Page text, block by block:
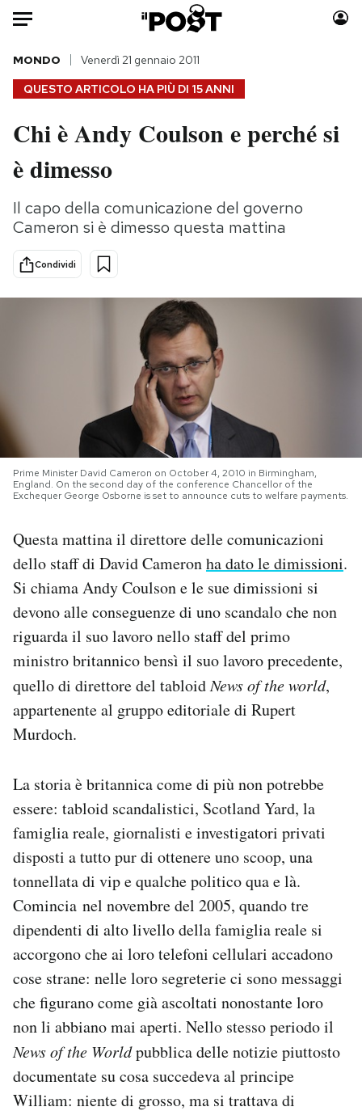
Auto
HOME
Italia
Politica
Tecnologia
Internet
Scienza
Cultura
Economia
Moda
Storie/Idee
Ok Boomer!
Altrecose
Mondiali calcio 2026
NEWSLETTER
I MIEI PREFERITI
SHOP
CALENDARIO
AREA PERSONALE
Area Personale
Newsletter
Notifiche mobile
Hai bisogno di aiuto?
QUESTO ARTICOLO HA PIÙ DI 15 ANNI
MONDO Venerdì 21 gennaio 2011
Chi è Andy Coulson e perché si
è dimesso
Il capo della comunicazione del governo
Cameron si è dimesso questa mattina
Condividi
Prime Minister David Cameron on October 4, 2010 in Birmingham,
England. On the second day of the conference Chancellor of the
Exchequer George Osborne is set to announce cuts to welfare payments.
Questa mattina il direttore delle comunicazioni
dello staff di David Cameronha dato le dimissioni.
Si chiama Andy Coulson e le sue dimissioni si
devono alle conseguenze di uno scandalo che non
riguarda il suo lavoro nello staff del primo
ministro britannico bensì il suo lavoro precedente,
quello di direttore del tabloidNews of the world,
appartenente al gruppo editoriale di Rupert
Murdoch.
La storia è britannica come di più non potrebbe
essere: tabloid scandalistici, Scotland Yard, la
famiglia reale, giornalisti e investigatori privati
disposti a tutto pur di ottenere uno scoop, una
tonnellata di vip e qualche politico qua e là.
Comincia nel novembre del 2005, quando tre
dipendenti di alto livello della famiglia reale si
accorgono che ai loro telefoni cellulari accadono
cose strane: nelle loro segreterie ci sono messaggi
che figurano come già ascoltati nonostante loro
non li abbiano mai aperti. Nello stesso periodo il
News of the Worldpubblica delle notizie piuttosto
documentate su cosa succedeva al principe
William: niente di grosso, ma si trattava di